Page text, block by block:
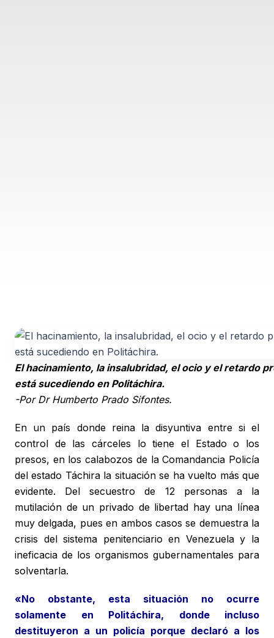
El hacinamiento, la insalubridad, el ocio y el retardo
está sucediendo en Politáchira.
-Por Dr Humberto Prado Sifontes.
En un país donde reina la disyuntiva entre si el
control de las cárceles lo tiene el Estado o los
presos, en los calabozos de la Comandancia Policía
del estado Táchira la situación se ha vuelto más que
evidente. Del secuestro de 12 personas a la
mutilación de un privado de libertad hay una línea
muy delgada, pues en ambos casos se demuestra la
crisis del sistema penitenciario en Venezuela y la
ineficacia de los organismos gubernamentales para
solventarla.
«No obstante, esta situación no ocurre
solamente en Politáchira, donde incluso
destituyeron a un policía porque declaró a los